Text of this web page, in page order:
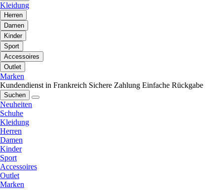
Kleidung
Herren
Damen
Kinder
Sport
Accessoires
Outlet
Marken
Kundendienst in Frankreich Sichere Zahlung Einfache Rückgabe
Suchen
Neuheiten
Schuhe
Kleidung
Herren
Damen
Kinder
Sport
Accessoires
Outlet
Marken